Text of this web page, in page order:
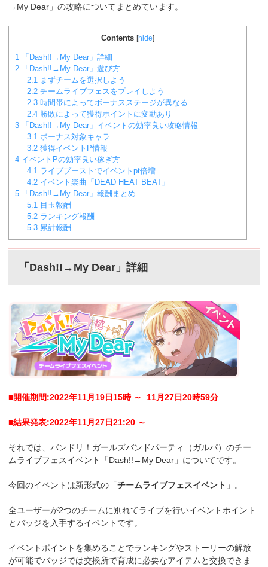
→My Dear」の攻略についてまとめています。
Contents [hide]
1 「Dash!!→My Dear」詳細
2 「Dash!!→My Dear」遊び方
2.1 まずチームを選択しよう
2.2 チームライブフェスをプレイしよう
2.3 時間帯によってボーナスステージが異なる
2.4 勝敗によって獲得ポイントに変動あり
3 「Dash!!→My Dear」イベントの効率良い攻略情報
3.1 ボーナス対象キャラ
3.2 獲得イベントP情報
4 イベントPの効率良い稼ぎ方
4.1 ライブブーストでイベントpt倍増
4.2 イベント楽曲「DEAD HEAT BEAT」
5 「Dash!!→My Dear」報酬まとめ
5.1 目玉報酬
5.2 ランキング報酬
5.3 累計報酬
「Dash!!→My Dear」詳細
■開催期間:2022年11月19日15時 ～ 11月27日20時59分
■結果発表:2022年11月27日21:20 ～
それでは、バンドリ！ガールズバンドパーティ（ガルパ）のチー
ムライブフェスイベント「Dash!!→My Dear」についてです。
今回のイベントは新形式の「チームライブフェスイベント 」。
全ユーザーが2つのチームに別れてライブを行いイベントポイント
とバッジを入手するイベントです。
イベントポイントを集めることでランキングやストーリーの解放
が可能でバッジでは交換所で育成に必要なアイテムと交換できま